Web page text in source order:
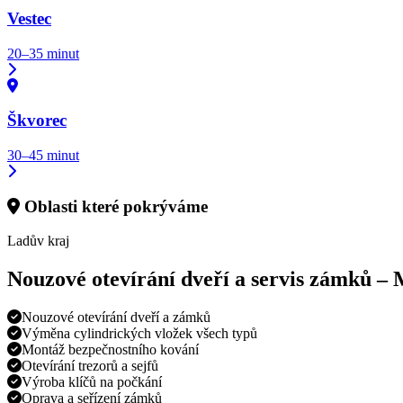
Vestec
20–35 minut
Škvorec
30–45 minut
Oblasti které pokrýváme
Ladův kraj
Nouzové otevírání dveří a servis zámků –
Nouzové otevírání dveří a zámků
Výměna cylindrických vložek všech typů
Montáž bezpečnostního kování
Otevírání trezorů a sejfů
Výroba klíčů na počkání
Oprava a seřízení zámků